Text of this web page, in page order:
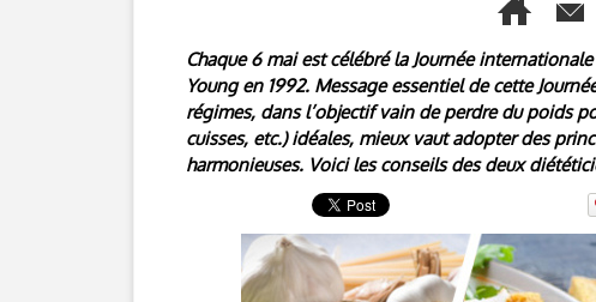
Chaque 6 mai est célébré la Journée
Young en 1992. Message essentiel de cette
régimes, dans l’objectif vain de perdre du poids
cuisses, etc.) idéales, mieux vaut adopter des
harmonieuses. Voici les conseils des deux